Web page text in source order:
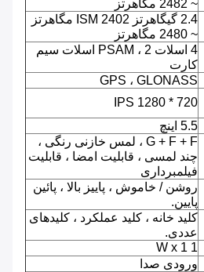
~ 2482 مگاهرتز
2.4 گیگاهرتز ISM 2402 مگاهرتز
~ 2480 مگاهرتز
4 اسلات PSAM ، 2 اسلات سیم
کارت
GPS ، GLONASS
720 * 1280 IPS
5.5 اینچ
G + F + F ، لمس خازنی رنگی ،
چند لمسی ، قابلیت امضا ، قابلیت
فیلمبرداری
روشن / خاموش ، پاییز بالا ، پائین
پایین.
کلید خانه ، کلید عملکرد ، کلیدهای
عددی.
1 W x 1
ورودی صدا